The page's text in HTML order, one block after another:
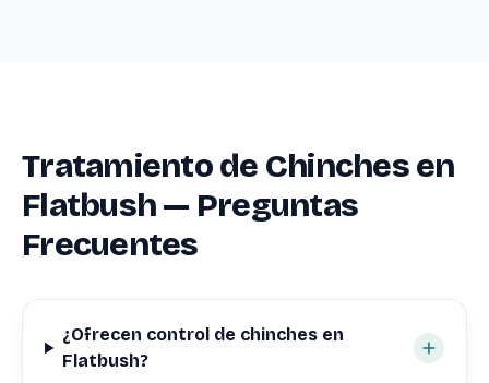
Tratamiento de Chinches en
Flatbush — Preguntas
Frecuentes
¿Ofrecen control de chinches en
Flatbush?